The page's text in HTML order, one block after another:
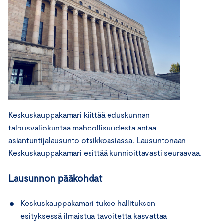
Keskuskauppakamari kiittää eduskunnan
talousvaliokuntaa mahdollisuudesta antaa
asiantuntijalausunto otsikkoasiassa. Lausuntonaan
Keskuskauppakamari esittää kunnioittavasti seuraavaa.
Lausunnon pääkohdat
Keskuskauppakamari tukee hallituksen
esityksessä ilmaistua tavoitetta kasvattaa